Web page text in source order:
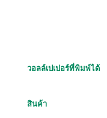
วอลล์เปเปอร์ที่พิมพ์ได้
สินค้า